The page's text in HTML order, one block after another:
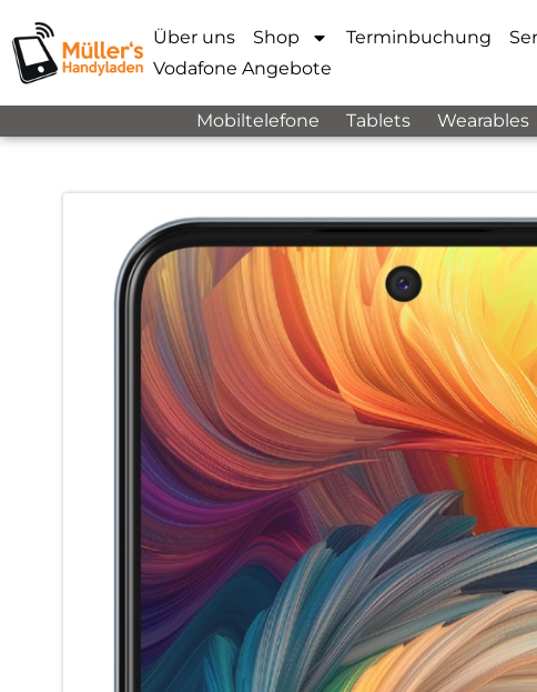
Über uns Shop Terminbuchung
Vodafone Angebote
Mobiltelefone Tablets Wearables